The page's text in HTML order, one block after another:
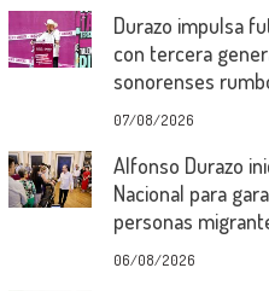
Durazo impulsa
con tercera
sonorenses
07/08/2026
Alfonso Durazo
Nacional para
personas
06/08/2026